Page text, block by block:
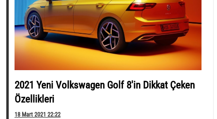
2021 Yeni Volkswagen Golf 8'in Dikkat Çeken
Özellikleri
18 Mart 2021 22:22